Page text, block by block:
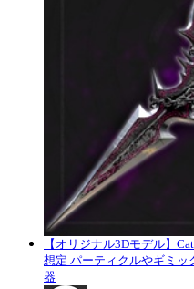
【オリジナル3Dモデル】
想定 パーティクルやギミ
器